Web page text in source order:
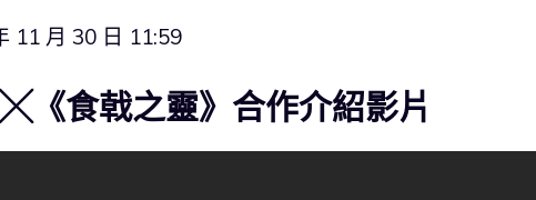
11 月 30 日 11:59
《食戟之靈》合作介紹影片